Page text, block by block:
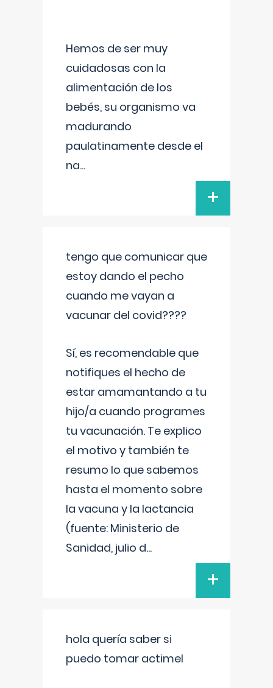
Hemos de ser muy
cuidadosas con la
alimentación de los
bebés, su organismo va
madurando
paulatinamente desde el
na...
+
tengo que comunicar que
estoy dando el pecho
cuando me vayan a
vacunar del covid????
Sí, es recomendable que
notifiques el hecho de
estar amamantando a tu
hijo/a cuando programes
tu vacunación. Te explico
el motivo y también te
resumo lo que sabemos
hasta el momento sobre
la vacuna y la lactancia
(fuente: Ministerio de
Sanidad, julio d...
+
hola quería saber si
puedo tomar actimel